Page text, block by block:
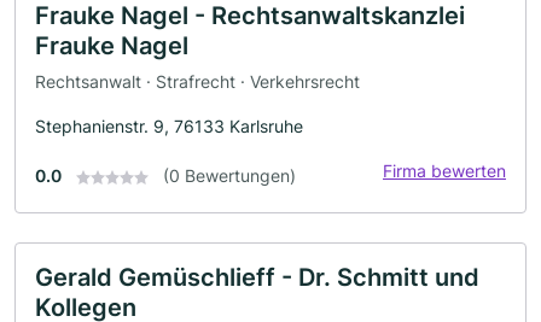
Frauke Nagel - Rechtsanwaltskanzlei
Frauke Nagel
Rechtsanwalt · Strafrecht · Verkehrsrecht
Stephanienstr. 9, 76133 Karlsruhe
0.0 (0 Bewertungen) Firma bewerten
Gerald Gemüschlieff - Dr. Schmitt und
Kollegen